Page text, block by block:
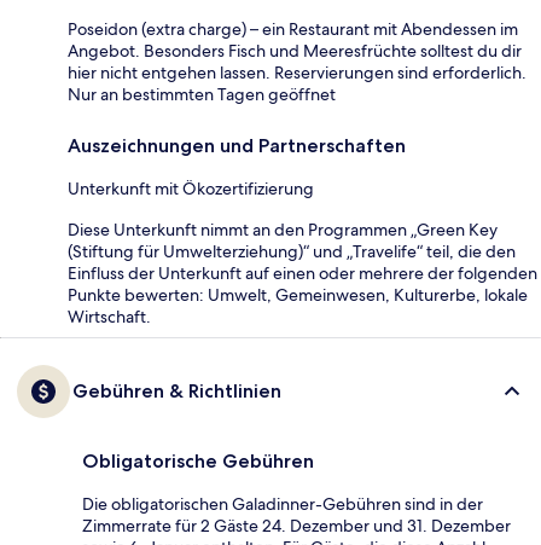
Poseidon (extra charge) – ein Restaurant mit Abendessen im
Angebot. Besonders Fisch und Meeresfrüchte solltest du dir
hier nicht entgehen lassen. Reservierungen sind erforderlich.
Nur an bestimmten Tagen geöffnet
Auszeichnungen und Partnerschaften
Unterkunft mit Ökozertifizierung
Diese Unterkunft nimmt an den Programmen „Green Key
(Stiftung für Umwelterziehung)“ und „Travelife“ teil, die den
Einfluss der Unterkunft auf einen oder mehrere der folgenden
Punkte bewerten: Umwelt, Gemeinwesen, Kulturerbe, lokale
Wirtschaft.
Gebühren & Richtlinien
Obligatorische Gebühren
Die obligatorischen Galadinner-Gebühren sind in der
Zimmerrate für 2 Gäste 24. Dezember und 31. Dezember